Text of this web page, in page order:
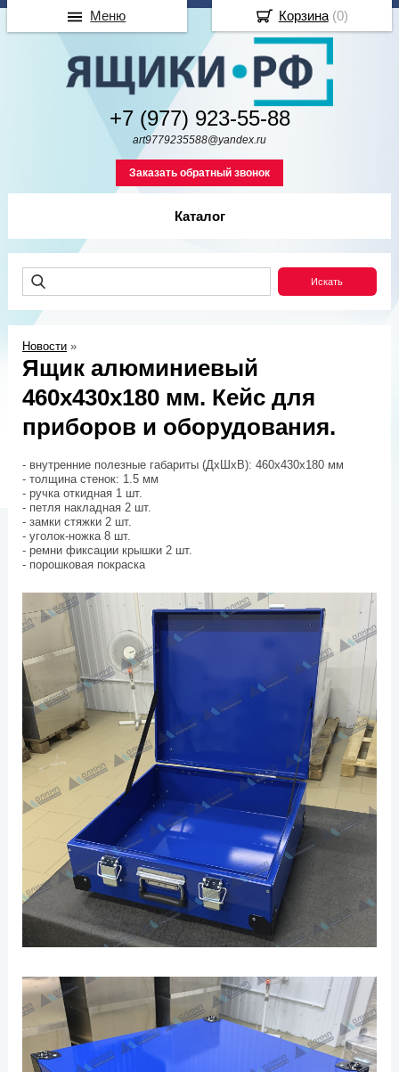
+7 (977) 923-55-88
art9779235588@yandex.ru
Заказать обратный звонок
Каталог
Новости »
Ящик алюминиевый
460х430х180 мм. Кейс для
приборов и оборудования.
- внутренние полезные габариты (ДхШхВ): 460х430х180 мм
- толщина стенок: 1.5 мм
- ручка откидная 1 шт.
- петля накладная 2 шт.
- замки стяжки 2 шт.
- уголок-ножка 8 шт.
- ремни фиксации крышки 2 шт.
- порошковая покраска
Корзина(0)
Меню